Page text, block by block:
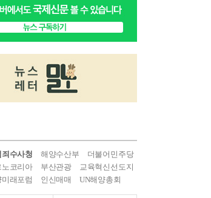
수사청 해양수산부
더불어민주당
노코리아 부산관광
교육혁신선도지
래포럼 인신매매 UN해양총회